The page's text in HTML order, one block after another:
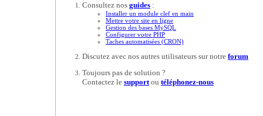
Consultez nos guides :
Installer un module clef en main
Mettre votre site en ligne
Gestion des bases MySQL
Configurer votre PHP
Taches automatisées (CRON)
Discutez avec nos autres utilisateurs sur notre forum
Toujours pas de solution ?
Contactez le supportou téléphonez-nous